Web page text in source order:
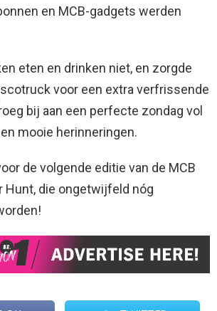
en MCB-gadgets werden
eten en drinken niet, en zorgde
voor een extra verfrissende
bij aan een perfecte zondag vol
mooie herinneringen.
de volgende editie van de MCB
Hunt, die ongetwijfeld nóg